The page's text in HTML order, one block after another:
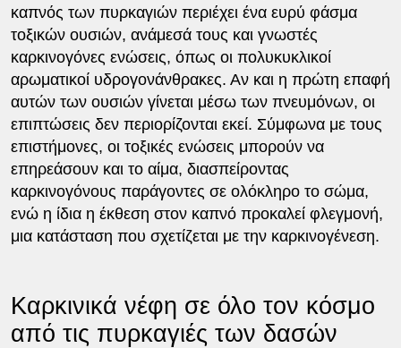
καπνός των πυρκαγιών περιέχει ένα ευρύ φάσμα
τοξικών ουσιών, ανάμεσά τους και γνωστές
καρκινογόνες ενώσεις, όπως οι πολυκυκλικοί
αρωματικοί υδρογονάνθρακες. Αν και η πρώτη επαφή
αυτών των ουσιών γίνεται μέσω των πνευμόνων, οι
επιπτώσεις δεν περιορίζονται εκεί. Σύμφωνα με τους
επιστήμονες, οι τοξικές ενώσεις μπορούν να
επηρεάσουν και το αίμα, διασπείροντας
καρκινογόνους παράγοντες σε ολόκληρο το σώμα,
ενώ η ίδια η έκθεση στον καπνό προκαλεί φλεγμονή,
μια κατάσταση που σχετίζεται με την καρκινογένεση.
Καρκινικά νέφη σε όλο τον κόσμο
από τις πυρκαγιές των δασών